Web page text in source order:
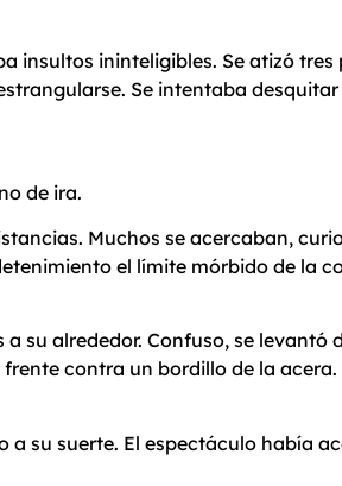
insultos ininteligibles. Se atizó tres
Se intentaba
de ira.
Muchos se acercaban,
el límite mórbido de la
su alrededor. Confuso, se
contra un bordillo de la
su suerte. El espectáculo había